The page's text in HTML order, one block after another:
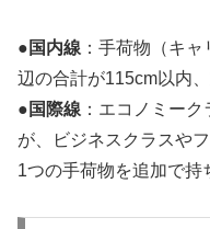
● 国内線 ：手荷物（キ
辺の合計が115cm以内
● 国際線 ：エコノミー
が、ビジネスクラスや
1つの手荷物を追加で持